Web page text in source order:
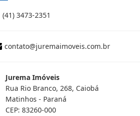
(41) 3473-2351
contato@juremaimoveis.com.br
Jurema Imóveis
Rua Rio Branco, 268, Caiobá
Matinhos - Paraná
CEP: 83260-000